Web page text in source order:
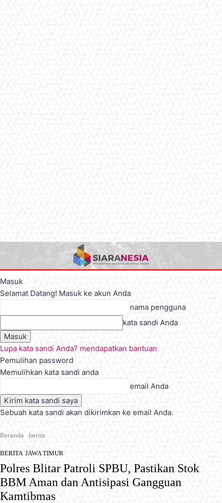
Masuk
Selamat Datang! Masuk ke akun Anda
nama pengguna
kata sandi Anda
Lupa kata sandi Anda? mendapatkan bantuan
Pemulihan password
Memulihkan kata sandi anda
email Anda
Sebuah kata sandi akan dikirimkan ke email Anda.
Beranda berita
BERITA JAWA TIMUR
Polres Blitar Patroli SPBU, Pastikan Stok
BBM Aman dan Antisipasi Gangguan
Kamtibmas